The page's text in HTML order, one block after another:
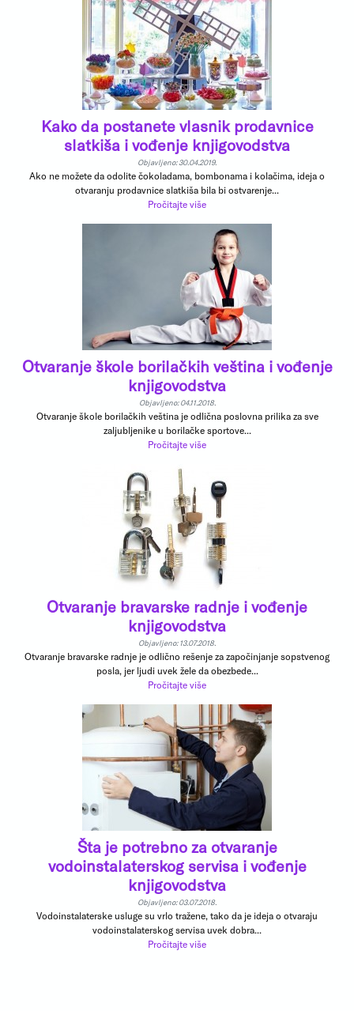
Kako da postanete vlasnik prodavnice
slatkiša i vođenje knjigovodstva
Objavljeno: 30.04.2019.
Ako ne možete da odolite čokoladama, bombonama i kolačima, ideja o
otvaranju prodavnice slatkiša bila bi ostvarenje...
Pročitajte više
Otvaranje škole borilačkih veština i vođenje
knjigovodstva
Objavljeno: 04.11.2018.
Otvaranje škole borilačkih veština je odlična poslovna prilika za sve
zaljubljenike u borilačke sportove...
Pročitajte više
Otvaranje bravarske radnje i vođenje
knjigovodstva
Objavljeno: 13.07.2018.
Otvaranje bravarske radnje je odlično rešenje za započinjanje sopstvenog
posla, jer ljudi uvek žele da obezbede...
Pročitajte više
Šta je potrebno za otvaranje
vodoinstalaterskog servisa i vođenje
knjigovodstva
Objavljeno: 03.07.2018.
Vodoinstalaterske usluge su vrlo tražene, tako da je ideja o otvaraju
vodoinstalaterskog servisa uvek dobra...
Pročitajte više